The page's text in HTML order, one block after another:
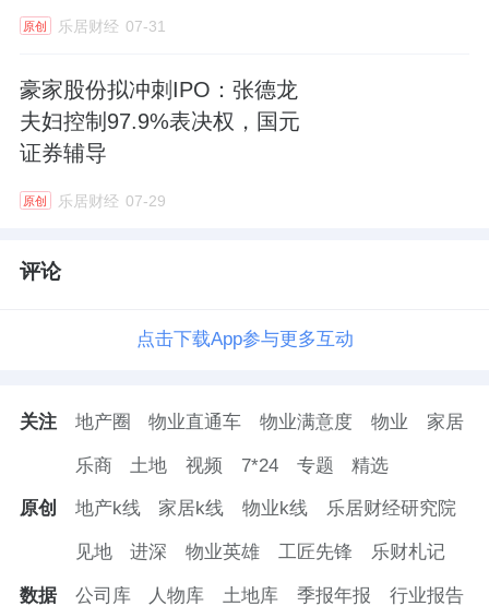
原创 乐居财经 07-31
豪家股份拟冲刺IPO：张德龙
夫妇控制97.9%表决权，国元
证券辅导
原创 乐居财经 07-29
评论
点击下载App参与更多互动
关注 地产圈 物业直通车 物业满意度 物业 家居
乐商 土地 视频 7*24 专题 精选
原创 地产k线 家居k线 物业k线 乐居财经研究院
见地 进深 物业英雄 工匠先锋 乐财札记
数据 公司库 人物库 土地库 季报年报 行业报告